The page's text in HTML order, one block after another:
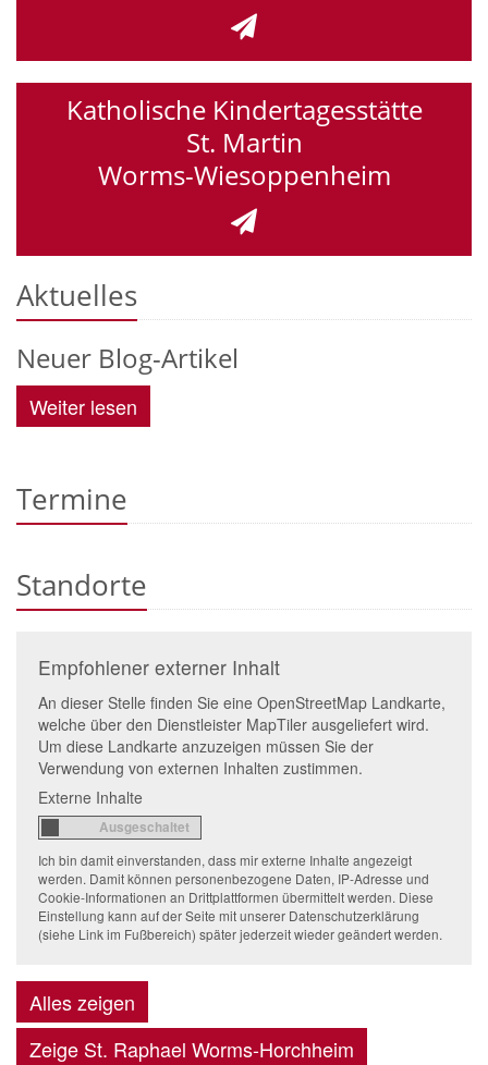
Katholische Kindertagesstätte
St. Martin
Worms-Wiesoppenheim
Aktuelles
Neuer Blog-Artikel
Weiter lesen
Termine
Standorte
Empfohlener externer Inhalt
An dieser Stelle finden Sie eine OpenStreetMap Landkarte,
welche über den Dienstleister MapTiler ausgeliefert wird.
Um diese Landkarte anzuzeigen müssen Sie der
Verwendung von externen Inhalten zustimmen.
Externe Inhalte
Ich bin damit einverstanden, dass mir externe Inhalte angezeigt
werden. Damit können personenbezogene Daten, IP-Adresse und
Cookie-Informationen an Drittplattformen übermittelt werden. Diese
Einstellung kann auf der Seite mit unserer Datenschutzerklärung
(siehe Link im Fußbereich) später jederzeit wieder geändert werden.
Alles zeigen
Zeige St. Raphael Worms-Horchheim